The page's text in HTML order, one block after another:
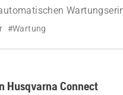
effektiv nutzen
#Wartung
Husqvarna Connect